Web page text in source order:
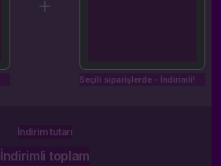
Seçili siparişlerde - İndirimli!
İndirim tutarı
İndirimli toplam